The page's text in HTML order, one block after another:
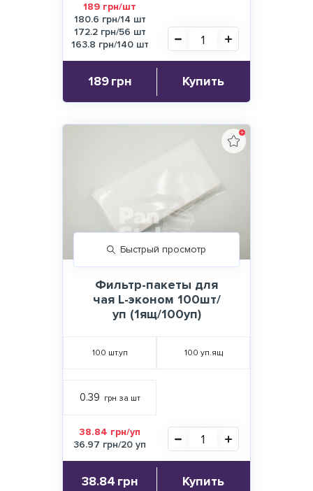
189 грн/шт
180.6 грн/14 шт
172.2 грн/56 шт
163.8 грн/140 шт
189 грн Купить
Быстрый просмотр
Фильтр-пакеты для
чая L-эконом 100шт/
уп (1ящ/100уп)
100 шт.уп 100 уп.ящ
0.39 грн за шт
38.84 грн/уп
36.97 грн/20 уп
38.84 грн Купить